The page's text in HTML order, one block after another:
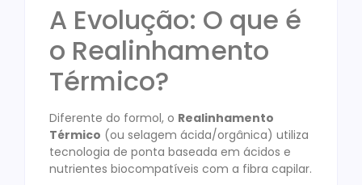
A Evolução: O que é
o Realinhamento
Térmico?
Diferente do formol, o Realinhamento
Térmico (ou selagem ácida/orgânica) utiliza
tecnologia de ponta baseada em ácidos e
nutrientes biocompatíveis com a fibra capilar.